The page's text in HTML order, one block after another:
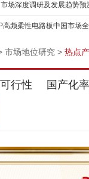
场深度调研及发展趋势预
高频柔性电路板中国市场
市场地位研究 > 热点
行性 国产化